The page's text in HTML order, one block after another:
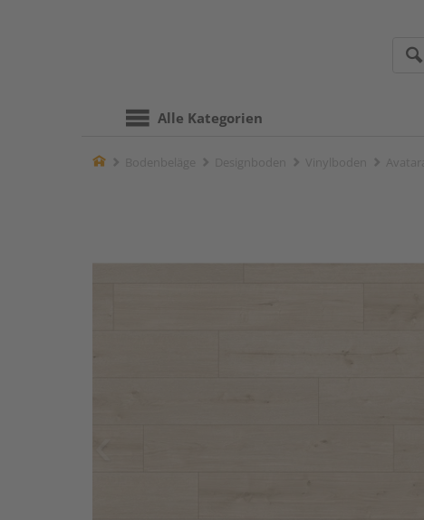
Alle Kategorien
Home